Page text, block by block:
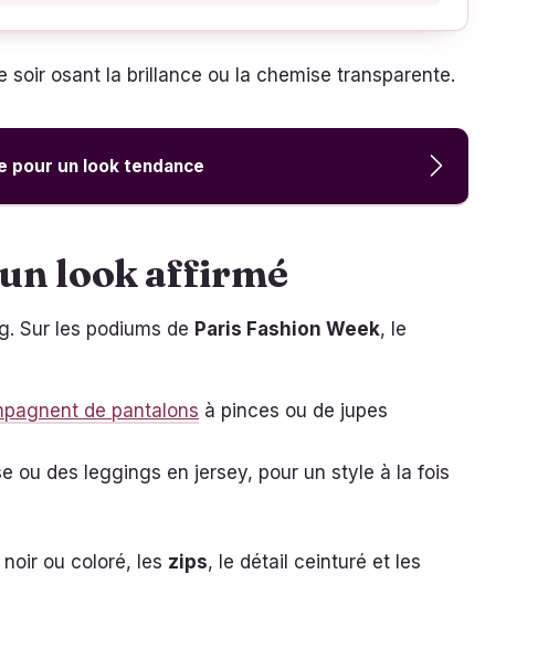
soir osant la brillance ou la chemise transparente.
pour un look tendance
look affirmé
. Sur les podiums de Paris Fashion Week, le
de pantalons à pinces ou de jupes
ou des leggings en jersey, pour un style à la fois
ou coloré, les zips, le détail ceinturé et les